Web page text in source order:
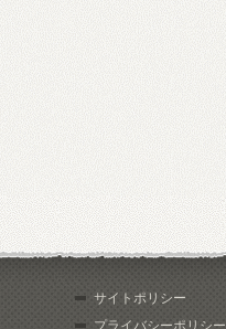
サイトポリシー
プライバシーポリシー